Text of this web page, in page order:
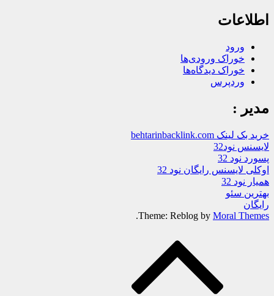
اطلاعات
ورود
خوراک ورودی‌ها
خوراک دیدگاه‌ها
وردپرس
مدیر :
خرید بک لینک behtarinbacklink.com
لایسنس نود32
پسورد نود 32
اوکلی لایسنس رایگان نود 32
همیار نود 32
بهترین سئو
رایگان
Theme: Reblog by Moral Themes
.